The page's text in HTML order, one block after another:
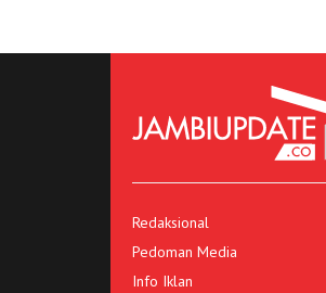
Redaksional
Pedoman Media
Info Iklan